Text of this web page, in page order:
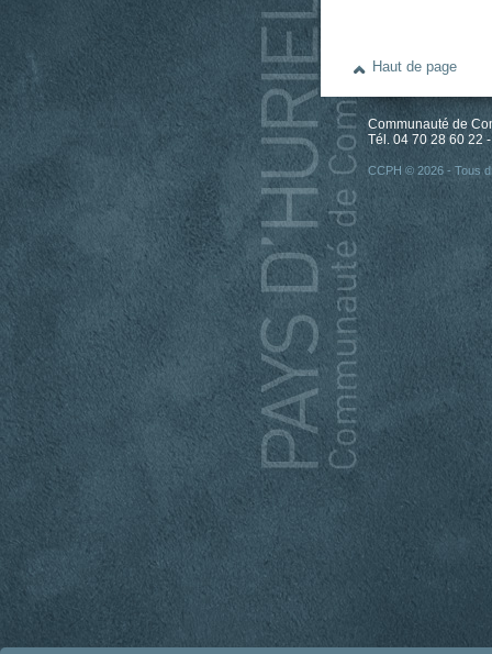
Haut de page
Communauté de
Tél. 04 70 28 60 22
CCPH © 2026 - Tous